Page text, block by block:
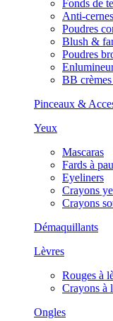
Fonds de
Anti-
Poudres
Blush &
Poudres
BB
Pinceaux &
Yeux
Mascaras
Fards à
Eyeliners
Crayons
Crayons
Démaquillants
Lèvres
Rouges à
Crayons à
Ongles